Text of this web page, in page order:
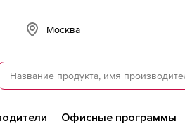
Москва
Офисные программы